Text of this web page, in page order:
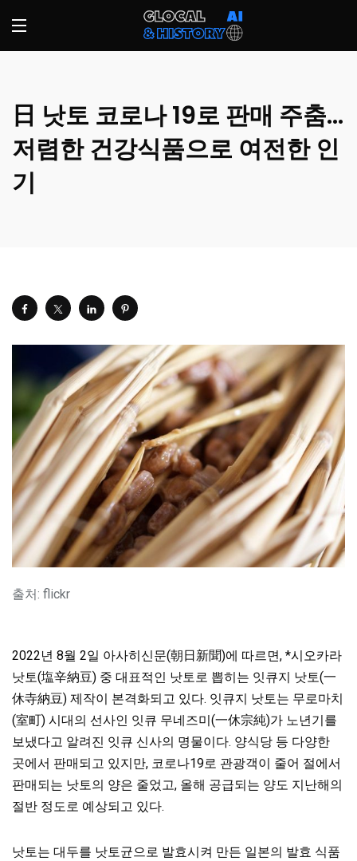
日 낫토 코로나 19로 판매 주춤…
저렴한 건강식품으로 여전한 인
기
출처: flickr
2022년 8월 2일 아사히신문(朝日新聞)에 따르면, *시오카라
낫토(塩辛納豆) 중 대표적인 낫토로 뽑히는 잇큐지 낫토(一
休寺納豆) 제작이 본격화되고 있다. 잇큐지 낫토는 무로마치
(室町) 시대의 선사인 잇큐 무네즈미(一休宗純)가 노년기를
보냈다고 알려진 잇큐 신사의 명물이다. 양식당 등 다양한
곳에서 판매되고 있지만, 코로나19로 관광객이 줄어 절에서
판매되는 낫토의 양은 줄었고, 올해 공급되는 양도 지난해의
절반 정도로 예상되고 있다.
낫토는 대두를 낫토균으로 발효시켜 만든 일본의 발효 식품